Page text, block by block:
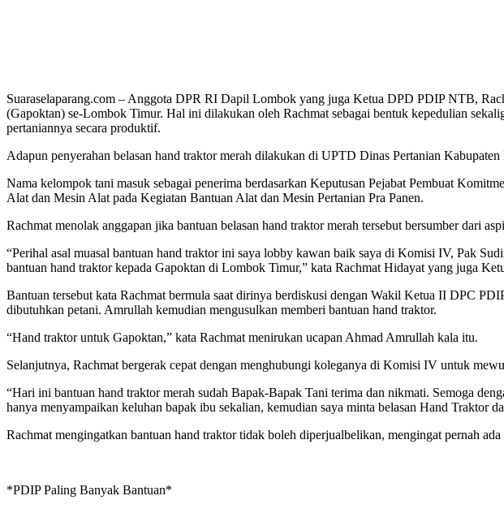
Suaraselaparang.com – Anggota DPR RI Dapil Lombok yang juga Ketua DPD PDIP NTB,
(Gapoktan) se-Lombok Timur. Hal ini dilakukan oleh Rachmat sebagai bentuk kepedulian
pertaniannya secara produktif.
Adapun penyerahan belasan hand traktor merah dilakukan di UPTD Dinas Pertanian
Nama kelompok tani masuk sebagai penerima berdasarkan Keputusan Pejabat Pembuat
Alat dan Mesin Alat pada Kegiatan Bantuan Alat dan Mesin Pertanian Pra Panen.
Rachmat menolak anggapan jika bantuan belasan hand traktor merah tersebut bersumber dari
“Perihal asal muasal bantuan hand traktor ini saya lobby kawan baik saya di Komisi IV, Pak
bantuan hand traktor kepada Gapoktan di Lombok Timur,” kata Rachmat Hidayat yang juga
Bantuan tersebut kata Rachmat bermula saat dirinya berdiskusi dengan Wakil Ketua II DPC
dibutuhkan petani. Amrullah kemudian mengusulkan memberi bantuan hand traktor.
“Hand traktor untuk Gapoktan,” kata Rachmat menirukan ucapan Ahmad Amrullah kala itu.
Selanjutnya, Rachmat bergerak cepat dengan menghubungi koleganya di Komisi IV untuk
“Hari ini bantuan hand traktor merah sudah Bapak-Bapak Tani terima dan nikmati. Semoga
hanya menyampaikan keluhan bapak ibu sekalian, kemudian saya minta belasan Hand Traktor
Rachmat mengingatkan bantuan hand traktor tidak boleh diperjualbelikan, mengingat pernah
*PDIP Paling Banyak Bantuan*